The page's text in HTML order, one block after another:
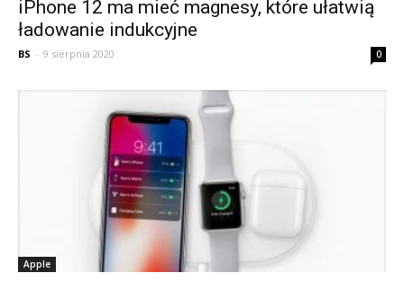
iPhone 12 ma mieć magnesy, które ułatwią
ładowanie indukcyjne
BS - 9 sierpnia 2020 0
Apple